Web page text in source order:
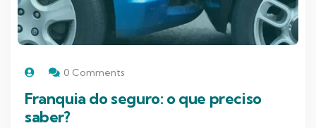
0 Comments
Franquia do seguro: o que preciso
saber?